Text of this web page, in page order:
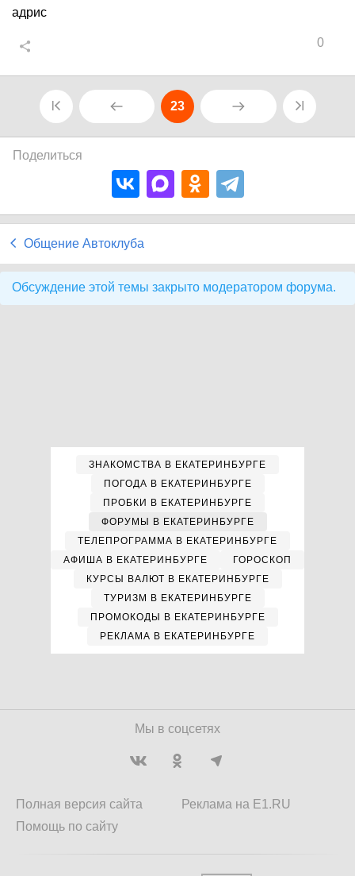
адрис
0
23
Поделиться
Общение Автоклуба
Обсуждение этой темы закрыто модератором форума.
ЗНАКОМСТВА В ЕКАТЕРИНБУРГЕ
ПОГОДА В ЕКАТЕРИНБУРГЕ
ПРОБКИ В ЕКАТЕРИНБУРГЕ
ФОРУМЫ В ЕКАТЕРИНБУРГЕ
ТЕЛЕПРОГРАММА В ЕКАТЕРИНБУРГЕ
АФИША В ЕКАТЕРИНБУРГЕ
ГОРОСКОП
КУРСЫ ВАЛЮТ В ЕКАТЕРИНБУРГЕ
ТУРИЗМ В ЕКАТЕРИНБУРГЕ
ПРОМОКОДЫ В ЕКАТЕРИНБУРГЕ
РЕКЛАМА В ЕКАТЕРИНБУРГЕ
Мы в соцсетях
Полная версия сайта
Помощь по сайту
Реклама на E1.RU